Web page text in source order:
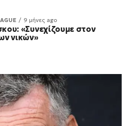
9 μήνες ago
«Συνεχίζουμε στον
νικών»